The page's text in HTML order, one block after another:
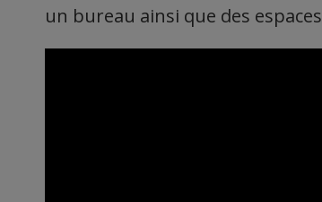
un bureau ainsi que des